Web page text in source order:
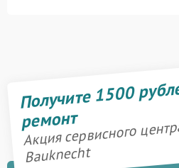
Получите 1500
ремонт
Акция сервисного
Bauknecht